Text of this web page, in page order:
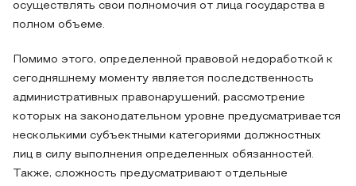
осуществлять свои полномочия от лица государства в
полном объеме.
Помимо этого, определенной правовой недоработкой к
сегодняшнему моменту является последственность
административных правонарушений, рассмотрение
которых на законодательном уровне предусматривается
несколькими субъектными категориями должностных
лиц в силу выполнения определенных обязанностей.
Также, сложность предусматривают отдельные